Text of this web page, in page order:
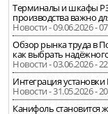
Терминалы и шкафы
производства важно
Новости - 09.06.2026 -
Обзор рынка труда в
как выбрать
Новости - 03.06.2026 -
Интеграция
Новости - 31.05.2026 -
Канифоль становится